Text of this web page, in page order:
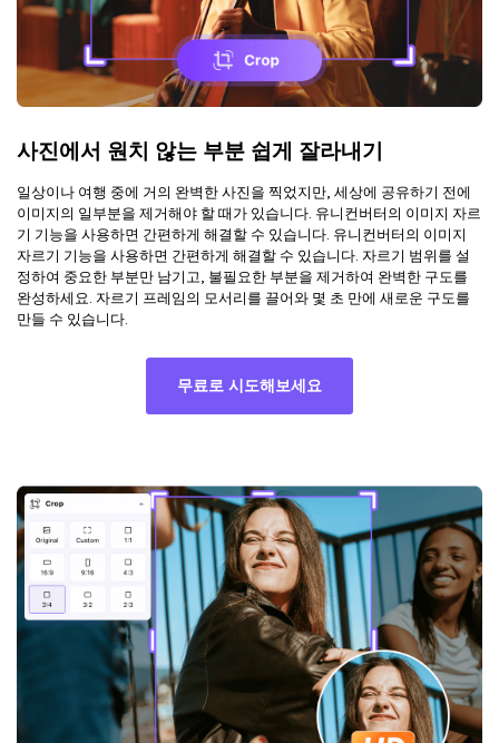
사진에서 원치 않는 부분 쉽게 잘라내기
일상이나 여행 중에 거의 완벽한 사진을 찍었지만, 세상에 공유하기 전에
이미지의 일부분을 제거해야 할 때가 있습니다. 유니컨버터의 이미지 자르
기 기능을 사용하면 간편하게 해결할 수 있습니다. 유니컨버터의 이미지
자르기 기능을 사용하면 간편하게 해결할 수 있습니다. 자르기 범위를 설
정하여 중요한 부분만 남기고, 불필요한 부분을 제거하여 완벽한 구도를
완성하세요. 자르기 프레임의 모서리를 끌어와 몇 초 만에 새로운 구도를
만들 수 있습니다.
무료로 시도해보세요